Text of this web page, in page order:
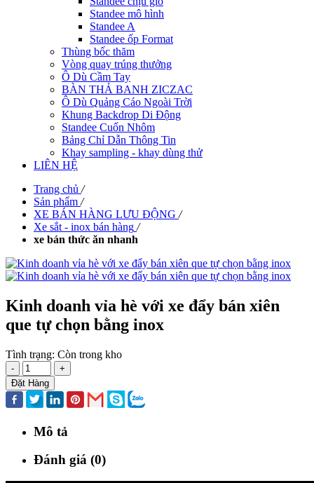
Standee mô hình
Standee A
Standee ốp Format
Thùng bốc thăm
Vòng quay trúng thưởng
Ô Dù Cầm Tay
BÀN THẢ BANH ZICZAC
Ô Dù Quảng Cáo Ngoài Trời
Khung Backdrop Di Động
Standee Cuốn Nhôm
Bảng Chỉ Dẫn Thông Tin
Khay sampling - khay dùng thử
LIÊN HỆ
Trang chủ /
Sản phẩm /
XE BÁN HÀNG LƯU ĐỘNG /
Xe sắt - inox bán hàng /
xe bán thức ăn nhanh
Kinh doanh vỉa hè với xe đẩy bán xiên
que tự chọn bằng inox
Tình trạng: Còn trong kho
-
+
Đặt Hàng
Mô tả
Đánh giá (0)